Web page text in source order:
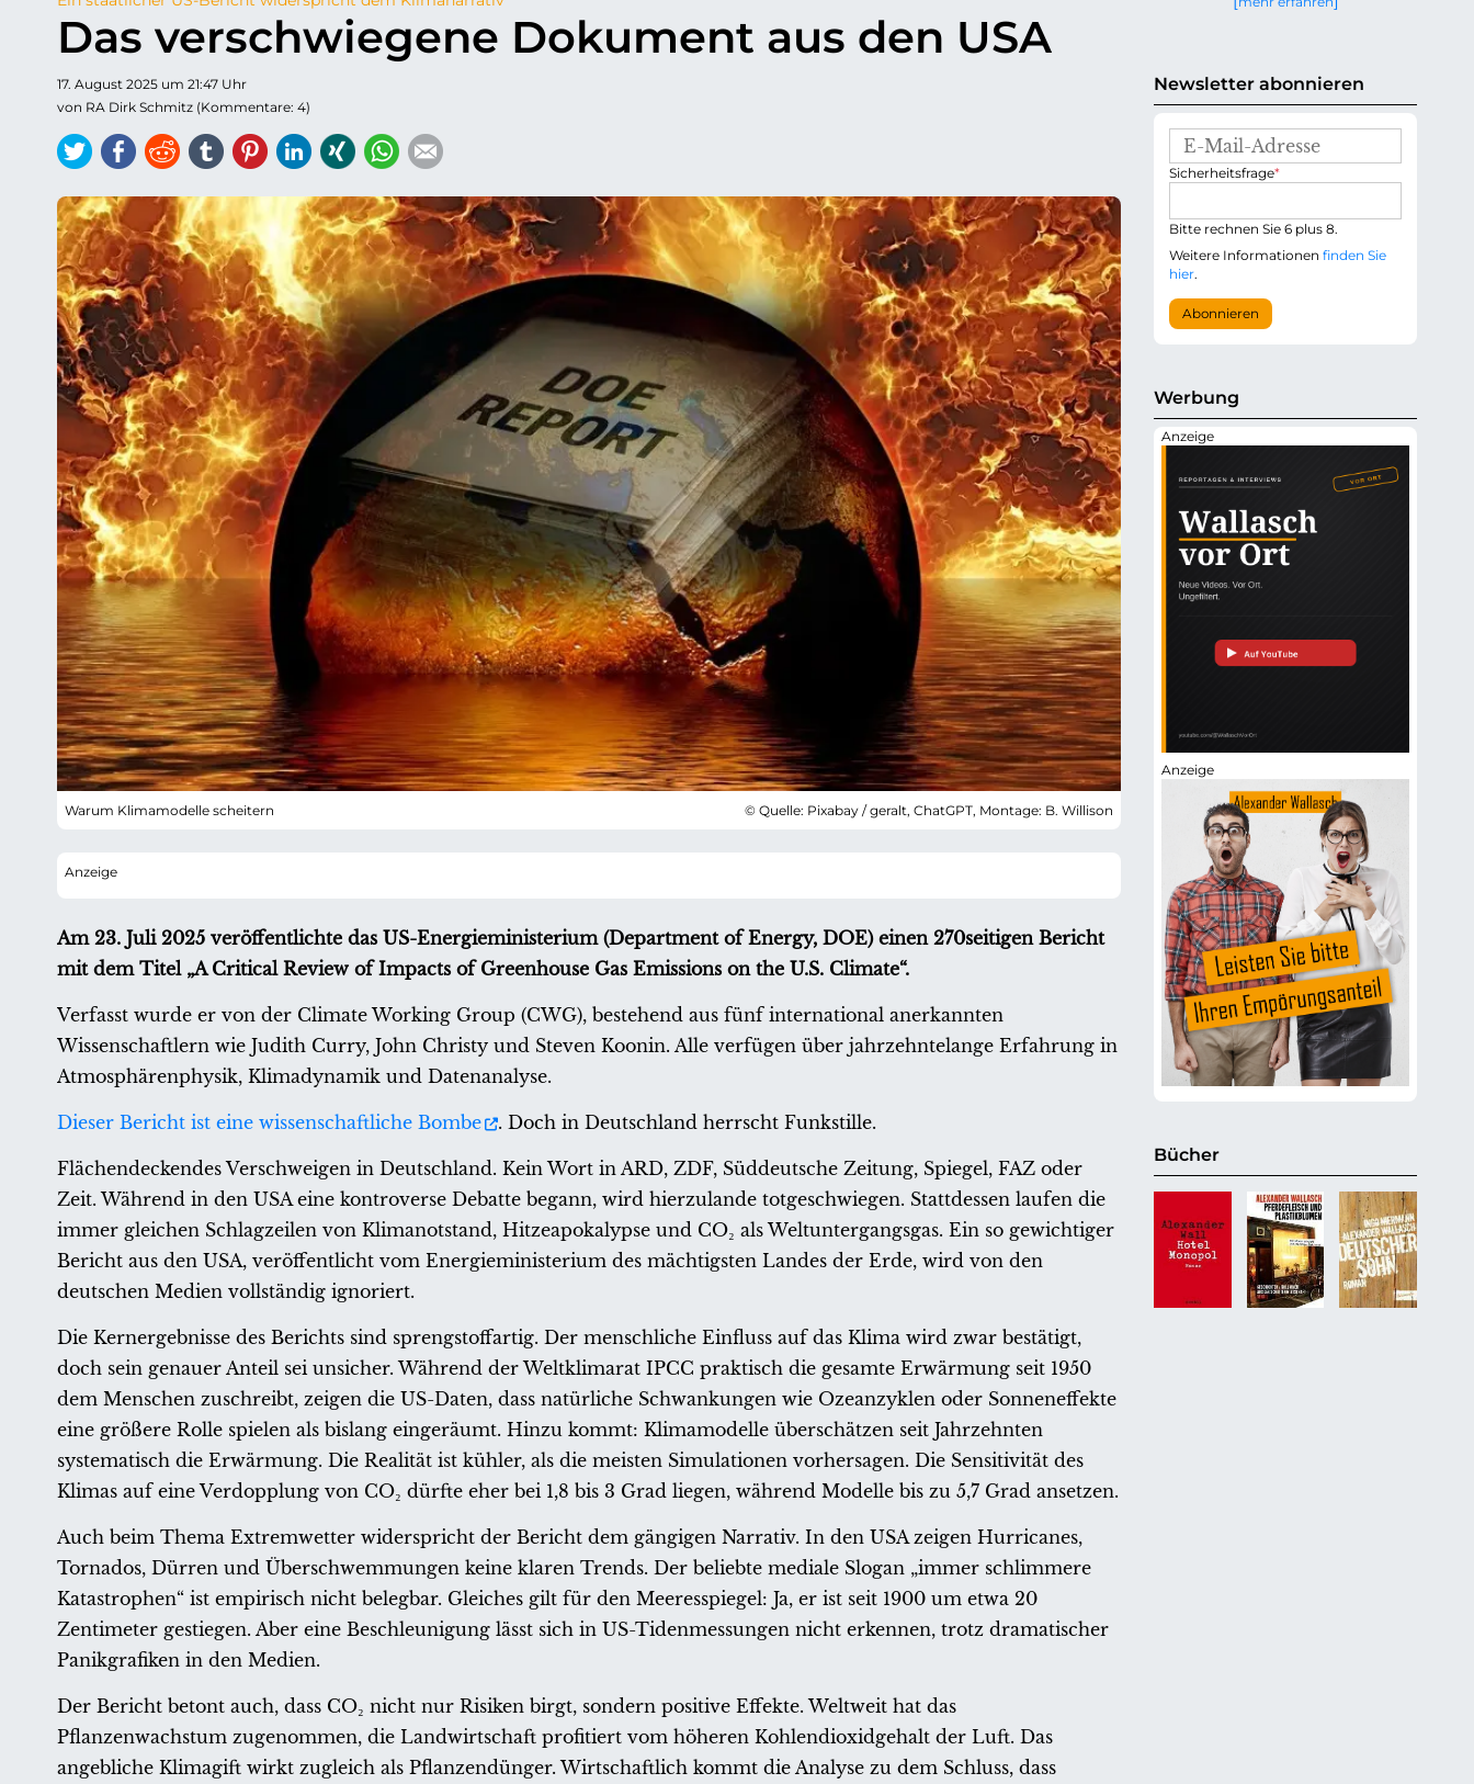
e
n
Das verschwiegene Dokument aus den USA
17. August 2025 um 21:47 Uhr
von RA Dirk Schmitz (Kommentare: 4)
TwitterFacebook
ReddittumblrPinterestLinkedIn
Xing WhatsApp
Warum Klimamodelle scheitern © Quelle: Pixabay / geralt, ChatGPT, Montage: B. Willison
Am 23. Juli 2025 veröffentlichte das US-Energieministerium (Department of Energy, DOE) einen 270seitigen Bericht
mit dem Titel „A Critical Review of Impacts of Greenhouse Gas Emissions on the U.S. Climate“.
Verfasst wurde er von der Climate Working Group (CWG), bestehend aus fünf international anerkannten
Wissenschaftlern wie Judith Curry, John Christy und Steven Koonin. Alle verfügen über jahrzehntelange Erfahrung in
Atmosphärenphysik, Klimadynamik und Datenanalyse.
Dieser Bericht ist eine wissenschaftliche Bombe . Doch in Deutschland herrscht Funkstille.
Flächendeckendes Verschweigen in Deutschland. Kein Wort in ARD, ZDF, Süddeutsche Zeitung, Spiegel, FAZ oder
Zeit. Während in den USA eine kontroverse Debatte begann, wird hierzulande totgeschwiegen. Stattdessen laufen die
immer gleichen Schlagzeilen von Klimanotstand, Hitzeapokalypse und CO₂ als Weltuntergangsgas. Ein so gewichtiger
Bericht aus den USA, veröffentlicht vom Energieministerium des mächtigsten Landes der Erde, wird von den
deutschen Medien vollständig ignoriert.
Die Kernergebnisse des Berichts sind sprengstoffartig. Der menschliche Einfluss auf das Klima wird zwar bestätigt,
doch sein genauer Anteil sei unsicher. Während der Weltklimarat IPCC praktisch die gesamte Erwärmung seit 1950
dem Menschen zuschreibt, zeigen die US-Daten, dass natürliche Schwankungen wie Ozeanzyklen oder Sonneneffekte
eine größere Rolle spielen als bislang eingeräumt. Hinzu kommt: Klimamodelle überschätzen seit Jahrzehnten
systematisch die Erwärmung. Die Realität ist kühler, als die meisten Simulationen vorhersagen. Die Sensitivität des
Klimas auf eine Verdopplung von CO₂ dürfte eher bei 1,8 bis 3 Grad liegen, während Modelle bis zu 5,7 Grad ansetzen.
Auch beim Thema Extremwetter widerspricht der Bericht dem gängigen Narrativ. In den USA zeigen Hurricanes,
Tornados, Dürren und Überschwemmungen keine klaren Trends. Der beliebte mediale Slogan „immer schlimmere
Katastrophen“ ist empirisch nicht belegbar. Gleiches gilt für den Meeresspiegel: Ja, er ist seit 1900 um etwa 20
Zentimeter gestiegen. Aber eine Beschleunigung lässt sich in US-Tidenmessungen nicht erkennen, trotz dramatischer
Panikgrafiken in den Medien.
Der Bericht betont auch, dass CO₂ nicht nur Risiken birgt, sondern positive Effekte. Weltweit hat das
Pflanzenwachstum zugenommen, die Landwirtschaft profitiert vom höheren Kohlendioxidgehalt der Luft. Das
angebliche Klimagift wirkt zugleich als Pflanzendünger. Wirtschaftlich kommt die Analyse zu dem Schluss, dass
Newsletter abonnieren
M
l
-
A
r
e
P
i
c
h
t
f
e
Sicherheitsfrage*
Bitte rechnen Sie 6 plus 8.
Weitere Informationen finden Sie
hier.
Abonnieren
Werbung
Bücher